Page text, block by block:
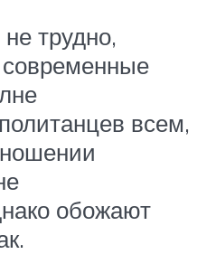
трудно,
всем,
обожают